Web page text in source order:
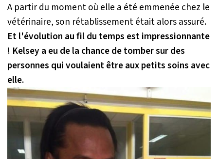
A partir du moment où elle a été emmenée chez le
vétérinaire, son rétablissement était alors assuré.
Et l'évolution au fil du temps est impressionnante
! Kelsey a eu de la chance de tomber sur des
personnes qui voulaient être aux petits soins avec
elle.